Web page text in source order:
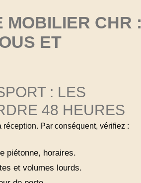
MOBILIER CHR :
ET
: LES
48 HEURES
Par conséquent, vérifiez :
piétonne, horaires.
et volumes lourds.